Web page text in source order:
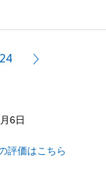
あったかと存
なることを祈っ
申し付けくだ
24
6日
評価はこちら